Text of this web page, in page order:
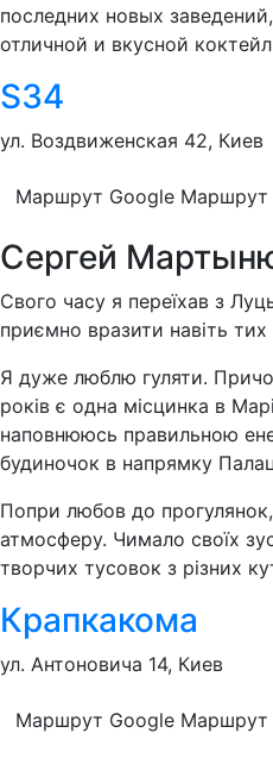
последних новых
отличной и вкусной
S34
ул. Воздвиженская 42, Киев
Маршрут Google Маршрут
Сергей
Свого часу я переїхав з
приємно вразити навіть
Я дуже люблю гуляти.
років є одна місцинка в
наповнююсь правильною
будиночок в напрямку
Попри любов до прогулянок,
атмосферу. Чимало своїх
творчих тусовок з різних
Крапкакома
ул. Антоновича 14, Киев
Маршрут Google Маршрут